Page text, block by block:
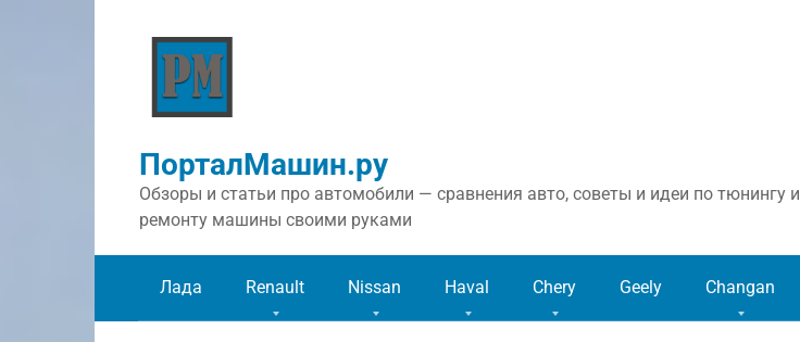
ПорталМашин.ру
Обзоры и статьи про автомобили — сравнения авто, советы и идеи по тюнингу и
ремонту машины своими руками
Лада Renault Nissan Haval Chery Geely Changan